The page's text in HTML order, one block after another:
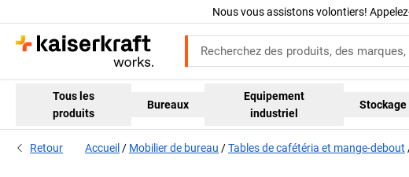
Nous vous assistons volontiers!
Tous les
produits
Bureaux
Equipement
industriel
Stockage
Retour Accueil Mobilier de bureau Tables de cafétéria et mange-debout